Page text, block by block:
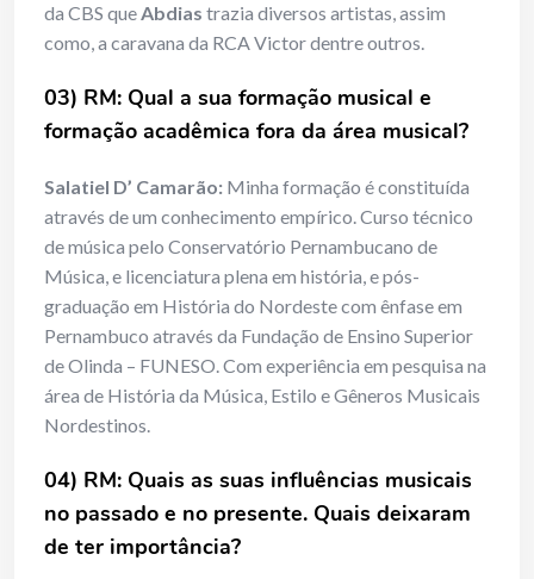
da CBS queAbdias trazia diversos artistas, assim
como, a caravana da RCA Victor dentre outros.
03) RM: Qual a sua formação musical e
formação acadêmica fora da área musical?
Salatiel D’ Camarão: Minha formação é constituída
através de um conhecimento empírico. Curso técnico
de música pelo Conservatório Pernambucano de
Música, e licenciatura plena em história, e pós-
graduação em História do Nordeste com ênfase em
Pernambuco através da Fundação de Ensino Superior
de Olinda – FUNESO. Com experiência em pesquisa na
área de História da Música, Estilo e Gêneros Musicais
Nordestinos.
04) RM: Quais as suas influências musicais
no passado e no presente. Quais deixaram
de ter importância?